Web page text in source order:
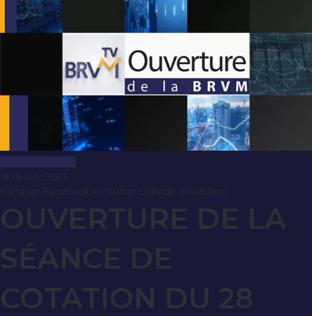
Le Journal BRVM
📅 28 Déc 2023
OUVERTURE DE LA
SÉANCE DE
COTATION DU 28